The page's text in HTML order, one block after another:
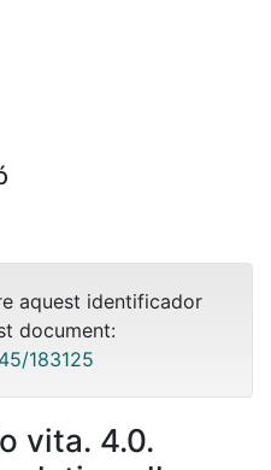
aquest identificador
document:
183125
vita. 4.0.